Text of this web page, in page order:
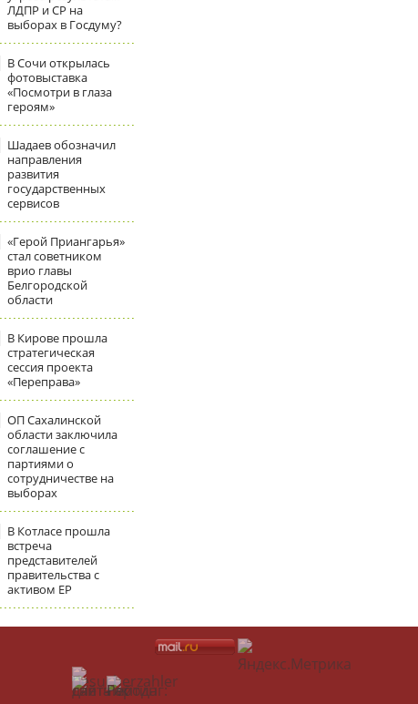
ЛДПР и СР на
выборах в Госдуму?
В Сочи открылась
фотовыставка
«Посмотри в глаза
героям»
Шадаев обозначил
направления
развития
государственных
сервисов
«Герой Приангарья»
стал советником
врио главы
Белгородской
области
В Кирове прошла
стратегическая
сессия проекта
«Переправа»
ОП Сахалинской
области заключила
соглашение с
партиями о
сотрудничестве на
выборах
В Котласе прошла
встреча
представителей
правительства с
активом ЕР